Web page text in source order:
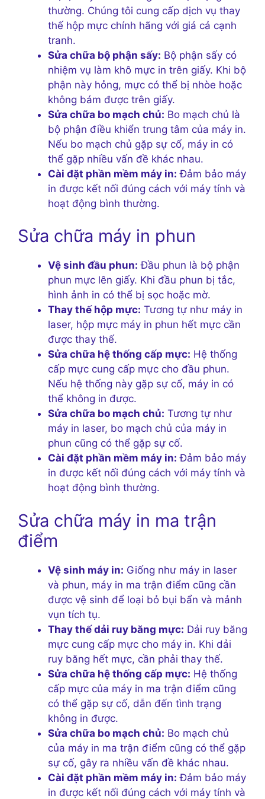
thường. Chúng tôi cung cấp dịch vụ thay
thế hộp mực chính hãng với giá cả cạnh
tranh.
Sửa chữa bộ phận sấy: Bộ phận sấy có
nhiệm vụ làm khô mực in trên giấy. Khi bộ
phận này hỏng, mực có thể bị nhòe hoặc
không bám được trên giấy.
Sửa chữa bo mạch chủ: Bo mạch chủ là
bộ phận điều khiển trung tâm của máy in.
Nếu bo mạch chủ gặp sự cố, máy in có
thể gặp nhiều vấn đề khác nhau.
Cài đặt phần mềm máy in: Đảm bảo máy
in được kết nối đúng cách với máy tính và
hoạt động bình thường.
Sửa chữa máy in phun
Vệ sinh đầu phun: Đầu phun là bộ phận
phun mực lên giấy. Khi đầu phun bị tắc,
hình ảnh in có thể bị sọc hoặc mờ.
Thay thế hộp mực: Tương tự như máy in
laser, hộp mực máy in phun hết mực cần
được thay thế.
Sửa chữa hệ thống cấp mực: Hệ thống
cấp mực cung cấp mực cho đầu phun.
Nếu hệ thống này gặp sự cố, máy in có
thể không in được.
Sửa chữa bo mạch chủ: Tương tự như
máy in laser, bo mạch chủ của máy in
phun cũng có thể gặp sự cố.
Cài đặt phần mềm máy in: Đảm bảo máy
in được kết nối đúng cách với máy tính và
hoạt động bình thường.
Sửa chữa máy in ma trận
điểm
Vệ sinh máy in: Giống như máy in laser
và phun, máy in ma trận điểm cũng cần
được vệ sinh để loại bỏ bụi bẩn và mảnh
vụn tích tụ.
Thay thế dải ruy băng mực: Dải ruy băng
mực cung cấp mực cho máy in. Khi dải
ruy băng hết mực, cần phải thay thế.
Sửa chữa hệ thống cấp mực: Hệ thống
cấp mực của máy in ma trận điểm cũng
có thể gặp sự cố, dẫn đến tình trạng
không in được.
Sửa chữa bo mạch chủ: Bo mạch chủ
của máy in ma trận điểm cũng có thể gặp
sự cố, gây ra nhiều vấn đề khác nhau.
Cài đặt phần mềm máy in: Đảm bảo máy
in được kết nối đúng cách với máy tính và